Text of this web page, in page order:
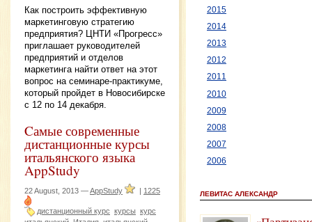
Как построить эффективную
маркетинговую стратегию
предприятия? ЦНТИ «Прогресс»
приглашает руководителей
предприятий и отделов
маркетинга найти ответ на этот
вопрос на семинаре-практикуме,
который пройдет в Новосибирске
с 12 по 14 декабря.
Cамые современные
дистанционные курсы
итальянского языка
AppStudy
22 August, 2013 —AppStudy | 1225
дистанционный курс курсы курс
2015
2014
2013
2012
2011
2010
2009
2008
2007
2006
ЛЕВИТАС АЛЕКСАНДР